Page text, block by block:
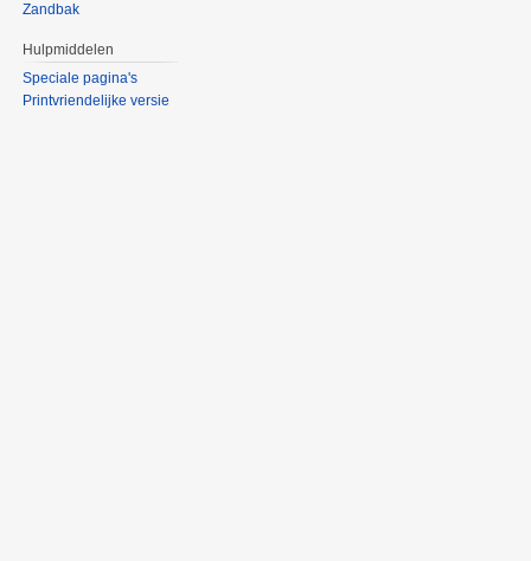
Zandbak
Hulpmiddelen
Speciale pagina's
Printvriendelijke versie